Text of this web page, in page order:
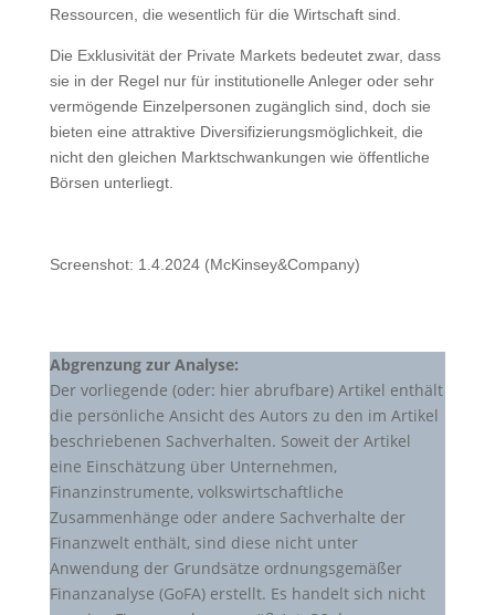
Ressourcen, die wesentlich für die Wirtschaft sind.
Die Exklusivität der Private Markets bedeutet zwar, dass
sie in der Regel nur für institutionelle Anleger oder sehr
vermögende Einzelpersonen zugänglich sind, doch sie
bieten eine attraktive Diversifizierungsmöglichkeit, die
nicht den gleichen Marktschwankungen wie öffentliche
Börsen unterliegt.
Screenshot: 1.4.2024 (McKinsey&Company)
Abgrenzung zur Analyse:
Der vorliegende (oder: hier abrufbare) Artikel enthält
die persönliche Ansicht des Autors zu den im Artikel
beschriebenen Sachverhalten. Soweit der Artikel
eine Einschätzung über Unternehmen,
Finanzinstrumente, volkswirtschaftliche
Zusammenhänge oder andere Sachverhalte der
Finanzwelt enthält, sind diese nicht unter
Anwendung der Grundsätze ordnungsgemäßer
Finanzanalyse (GoFA) erstellt. Es handelt sich nicht